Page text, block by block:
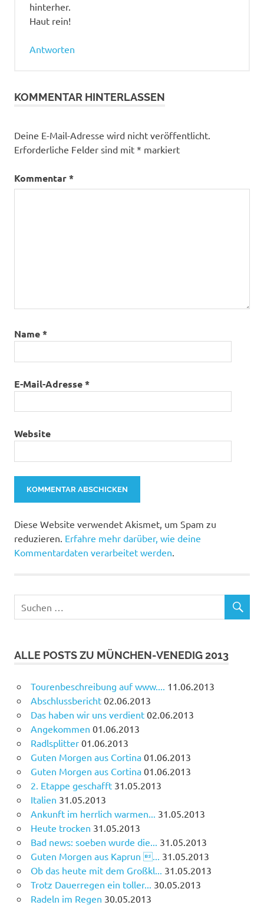
hinterher.
Haut rein!
Antworten
KOMMENTAR HINTERLASSEN
Deine E-Mail-Adresse wird nicht veröffentlicht.
Erforderliche Felder sind mit * markiert
Kommentar*
Name*
E-Mail-Adresse*
Website
Diese Website verwendet Akismet, um Spam zu
reduzieren. Erfahre mehr darüber, wie deine
Kommentardaten verarbeitet werden
ALLE POSTS ZU MÜNCHEN-VENEDIG 2013
Tourenbeschreibung auf www....
11.06.2013
Abschlussbericht 02.06.2013
Das haben wir uns verdient 02.06.2013
Angekommen 01.06.2013
Radlsplitter 01.06.2013
Guten Morgen aus Cortina 01.06.2013
Guten Morgen aus Cortina 01.06.2013
2. Etappe geschafft 31.05.2013
Italien 31.05.2013
Ankunft im herrlich warmen...
31.05.2013
Heute trocken 31.05.2013
Bad news: soeben wurde die...
31.05.2013
Guten Morgen aus Kaprun ...
31.05.2013
Ob das heute mit dem Großkl...
31.05.2013
Trotz Dauerregen ein toller...
30.05.2013
Radeln im Regen 30.05.2013